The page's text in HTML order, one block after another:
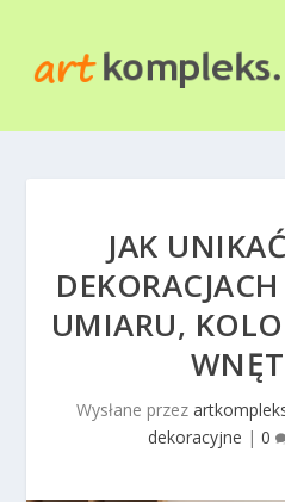
JAK
UMIARU,
Wysłane przez
dekoracyjne | 0